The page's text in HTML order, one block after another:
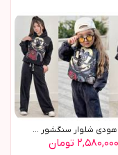
شلوار سنگشور ...
۲,۵۸۰,۰۰۰ تومان